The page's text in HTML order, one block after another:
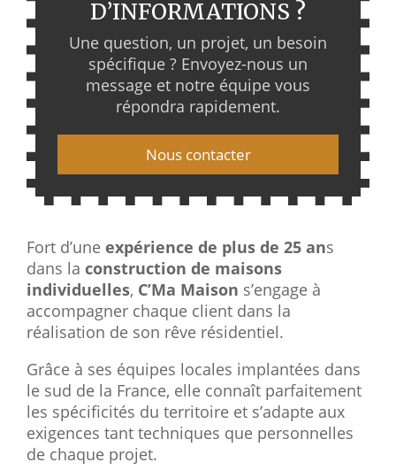
D’INFORMATIONS ?
Une question, un projet, un besoin
spécifique ? Envoyez-nous un
message et notre équipe vous
répondra rapidement.
Nous contacter
Fort d’une expérience de plus de 25 ans
dans la construction de maisons
individuelles, C’Ma Maison s’engage à
accompagner chaque client dans la
réalisation de son rêve résidentiel.
Grâce à ses équipes locales implantées dans
le sud de la France, elle connaît parfaitement
les spécificités du territoire et s’adapte aux
exigences tant techniques que personnelles
de chaque projet.